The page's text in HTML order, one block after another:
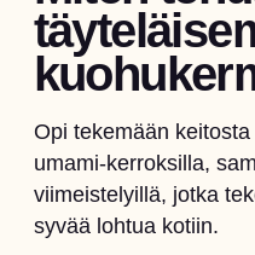
Opi tekemään
umami-kerroksilla,
viimeistelyillä, jotka
syvää lohtua kotiin.